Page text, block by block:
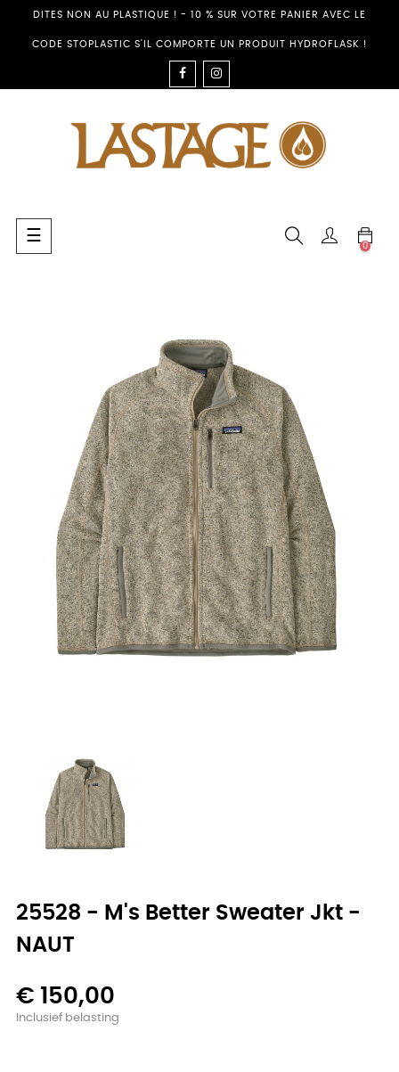
DITES NON AU PLASTIQUE ! - 10 % SUR VOTRE PANIER AVEC LE
CODE STOPLASTIC S'IL COMPORTE UN PRODUIT HYDROFLASK !
FACEBOOK
Toggle
navigation
☰
0
25528 - M's Better Sweater Jkt -
NAUT
€ 150,00
Inclusief belasting